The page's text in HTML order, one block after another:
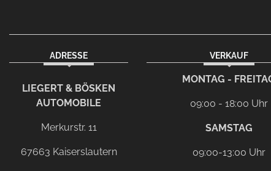
ADRESSE
LIEGERT & BÖSKEN
AUTOMOBILE
Merkurstr. 11
67663 Kaiserslautern
VERKAUF
MONTAG -
09:00 - 18:00 Uhr
SAMSTAG
09:00-13:00 Uhr
Dieser Link führt zu